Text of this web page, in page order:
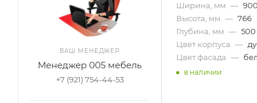
Ширина, мм — 900
Высота, мм — 766
Глубина, мм — 500
Цвет корпуса —
Цвет фасада —
в наличии
ВАШ МЕНЕДЖЕР
Менеджер 005 мебель
+7 (921) 754-44-53